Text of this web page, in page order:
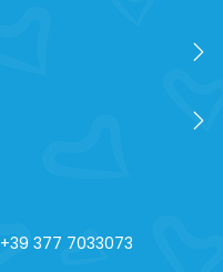
+39 377 7033073